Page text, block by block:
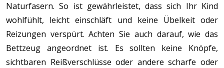
Naturfasern. So ist gewährleistet, dass sich Ihr Kind
wohlfühlt, leicht einschläft und keine Übelkeit oder
Reizungen verspürt. Achten Sie auch darauf, wie das
Bettzeug angeordnet ist. Es sollten keine Knöpfe,
sichtbaren Reißverschlüsse oder andere scharfe oder